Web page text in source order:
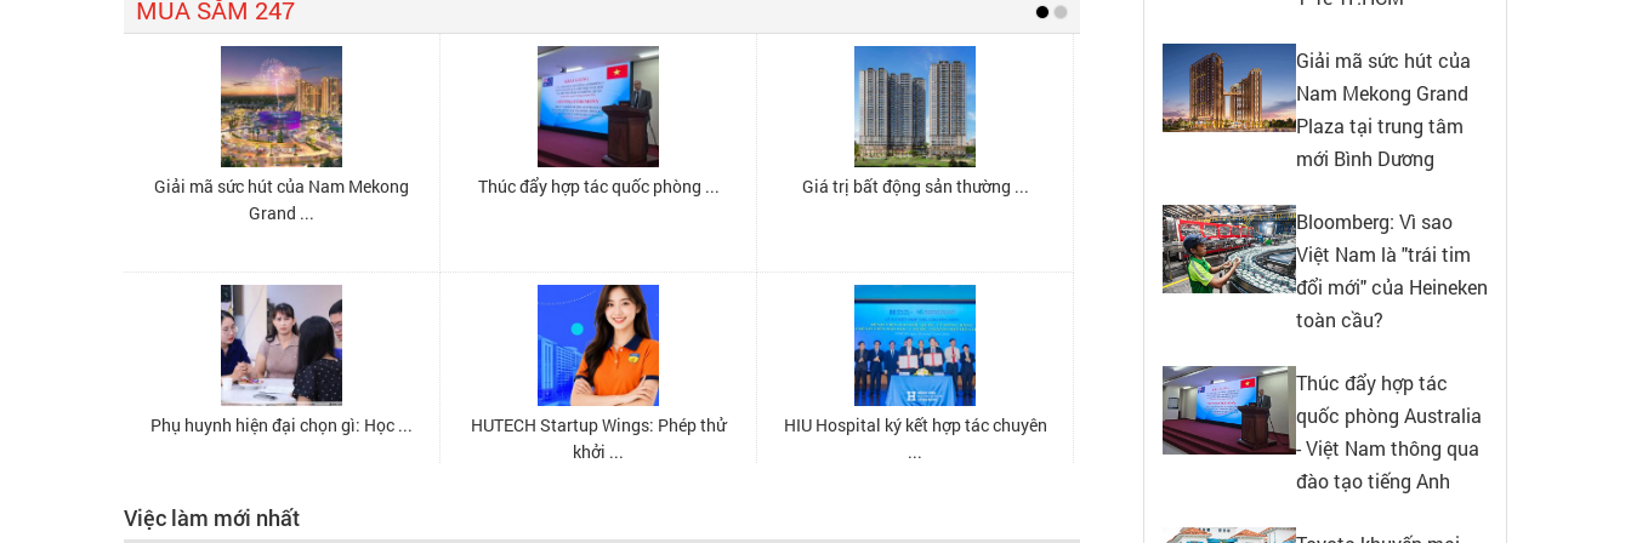
Việc làm mới nhất
Giải mã sức hút của
Nam Mekong Grand
Plaza tại trung tâm
mới Bình Dương
Bloomberg: Vì sao
Việt Nam là "trái tim
đổi mới" của Heineken
toàn cầu?
Thúc đẩy hợp tác
quốc phòng Australia
- Việt Nam thông qua
đào tạo tiếng Anh